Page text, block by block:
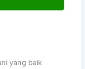
yang baik